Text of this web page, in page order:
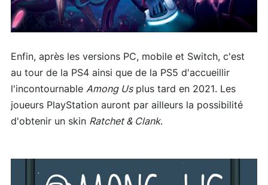
Enfin, après les versions PC, mobile et Switch, c'est
au tour de la PS4 ainsi que de la PS5 d'accueillir
l'incontournable Among Usplus tard en 2021. Les
joueurs PlayStation auront par ailleurs la possibilité
d'obtenir un skin Ratchet & Clank.